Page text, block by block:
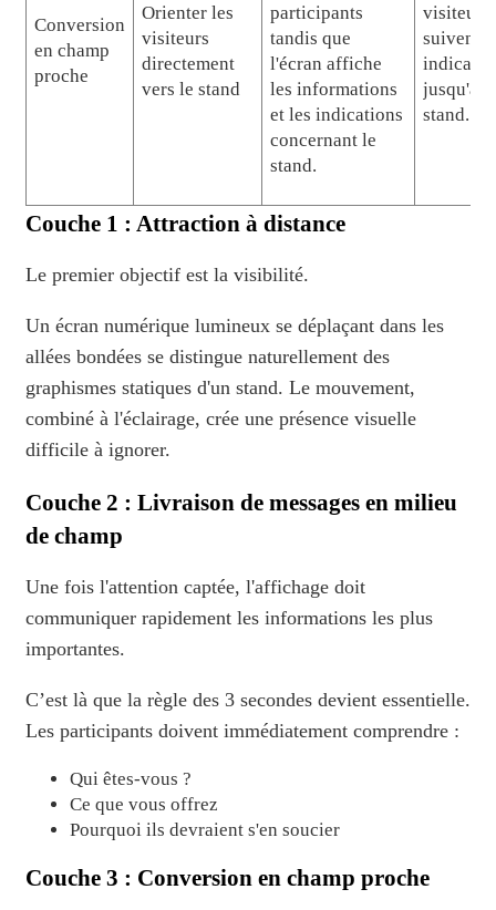
Conversion
en champ
proche
Orienter les
visiteurs
directement
vers le stand
participants
tandis que
l'écran affiche
les informations
et les indications
concernant le
stand.
visiteurs
suivent
jusqu'au
stand.
Couche 1 : Attraction à distance
Le premier objectif est la visibilité.
Un écran numérique lumineux se déplaçant dans les
allées bondées se distingue naturellement des
graphismes statiques d'un stand. Le mouvement,
combiné à l'éclairage, crée une présence visuelle
difficile à ignorer.
Couche 2 : Livraison de messages en milieu
de champ
Une fois l'attention captée, l'affichage doit
communiquer rapidement les informations les plus
importantes.
C’est là que la règle des 3 secondes devient essentielle.
Les participants doivent immédiatement comprendre :
Qui êtes-vous ?
Ce que vous offrez
Pourquoi ils devraient s'en soucier
Couche 3 : Conversion en champ proche